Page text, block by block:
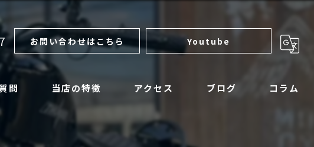
お問い合わせはこちら Youtube
問 当店の特徴 アクセス ブログ コラム